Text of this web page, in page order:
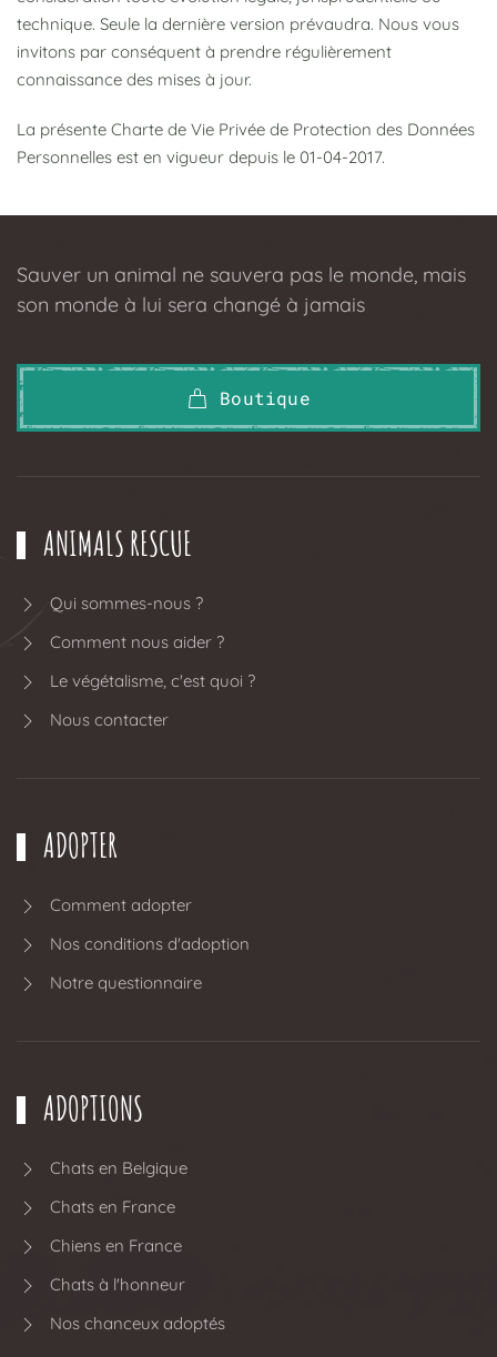
technique. Seule la dernière version prévaudra. Nous vous
invitons par conséquent à prendre régulièrement
connaissance des mises à jour.
La présente Charte de Vie Privée de Protection des Données
Personnelles est en vigueur depuis le 01-04-2017.
Sauver un animal ne sauvera pas le monde, mais
son monde à lui sera changé à jamais
Boutique
ANIMALS RESCUE
Qui sommes-nous ?
Comment nous aider ?
Le végétalisme, c'est quoi ?
Nous contacter
ADOPTER
Comment adopter
Nos conditions d'adoption
Notre questionnaire
ADOPTIONS
Chats en Belgique
Chats en France
Chiens en France
Chats à l'honneur
Nos chanceux adoptés